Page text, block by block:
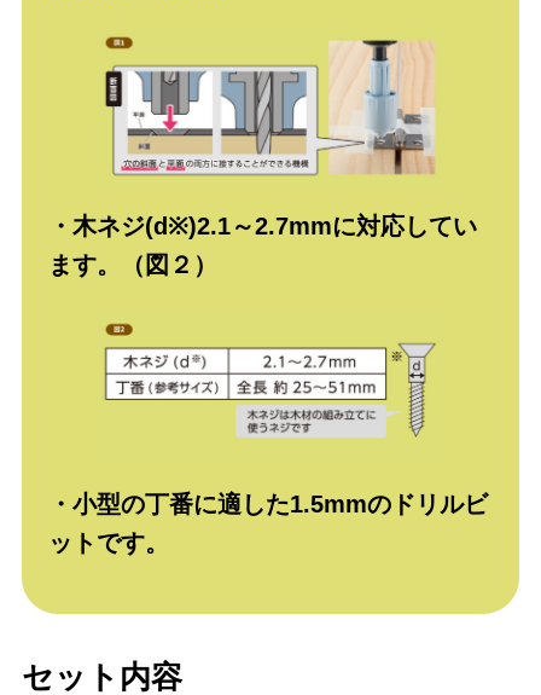
・木ネジ(d※)2.1～2.7mmに対応してい
ます。（図２）
・小型の丁番に適した1.5mmのドリルビ
ットです。
セット内容